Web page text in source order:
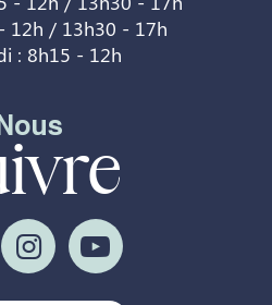
12h / 13h30 - 17h
: 8h15 - 12h